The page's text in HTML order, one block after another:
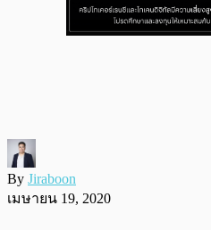
By Jiraboon
เมษายน 19, 2020